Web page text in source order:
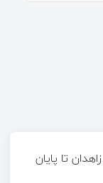
تا پایان